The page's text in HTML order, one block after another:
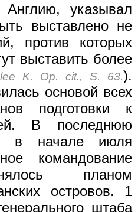
указывал
выставлено не
против которых
выставить более
K. Op. cit., S. 63.).
основой всех
подготовки к
В последнюю
в начале июля
командование
планом
островов. 1
штаба